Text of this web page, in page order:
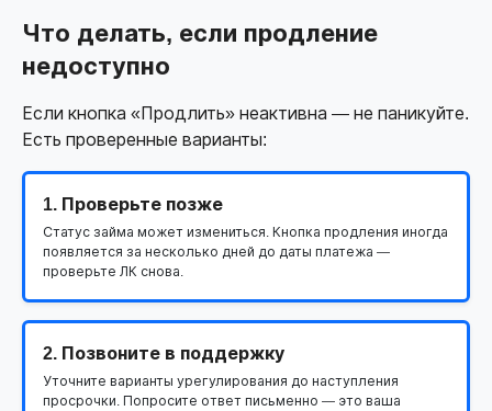
Что делать, если продление
недоступно
Если кнопка «Продлить» неактивна — не паникуйте.
Есть проверенные варианты:
1. Проверьте позже
Статус займа может измениться. Кнопка продления иногда
появляется за несколько дней до даты платежа —
проверьте ЛК снова.
2. Позвоните в поддержку
Уточните варианты урегулирования до наступления
просрочки. Попросите ответ письменно — это ваша